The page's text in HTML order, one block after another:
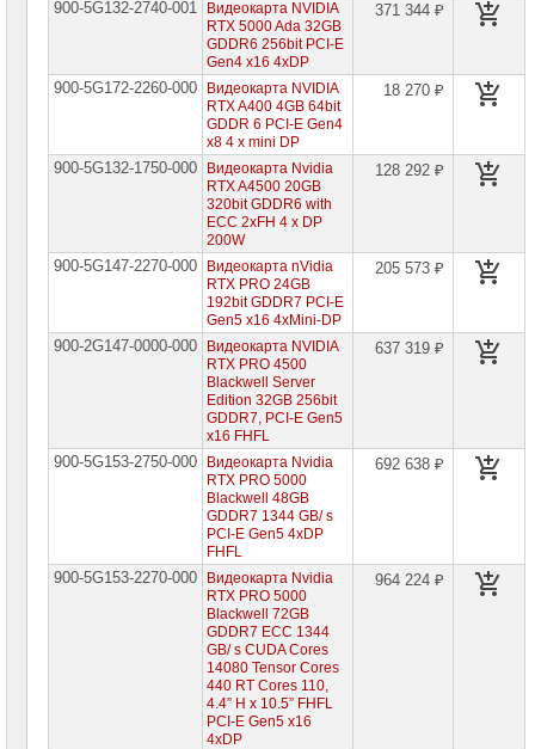
AMD
NVidia
Видеокарты
Nvidia
Gigabyte
MSI
Корпуса
серверов
900-5G132-2740-001
Видеокарта NVIDIA
RTX 5000 Ada 32GB
GDDR6 256bit PCI-E
Gen4 x16 4xDP
371 344 ₽
900-5G172-2260-000
Видеокарта NVIDIA
RTX A400 4GB 64bit
GDDR 6 PCI-E Gen4
x8 4 x mini DP
18 270 ₽
900-5G132-1750-000
Видеокарта Nvidia
RTX A4500 20GB
320bit GDDR6 with
ECC 2xFH 4 x DP
200W
128 292 ₽
900-5G147-2270-000
Видеокарта nVidia
RTX PRO 24GB
192bit GDDR7 PCI-E
Gen5 x16 4xMini-DP
205 573 ₽
900-2G147-0000-000
Видеокарта NVIDIA
RTX PRO 4500
Blackwell Server
Edition 32GB 256bit
GDDR7, PCI-E Gen5
x16 FHFL
637 319 ₽
900-5G153-2750-000
Видеокарта Nvidia
RTX PRO 5000
Blackwell 48GB
GDDR7 1344 GB/ s
PCI-E Gen5 4xDP
FHFL
692 638 ₽
900-5G153-2270-000
Видеокарта Nvidia
RTX PRO 5000
Blackwell 72GB
GDDR7 ECC 1344
GB/ s CUDA Cores
14080 Tensor Cores
440 RT Cores 110,
4.4” H x 10.5” FHFL
PCI-E Gen5 x16
4xDP
964 224 ₽